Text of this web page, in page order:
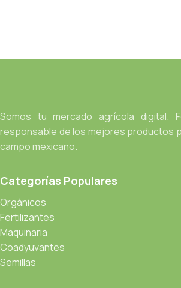
Somos tu mercado agrícola digital.
responsable de los mejores productos
campo mexicano.
Categorías Populares
Orgánicos
Fertilizantes
Maquinaria
Coadyuvantes
Semillas